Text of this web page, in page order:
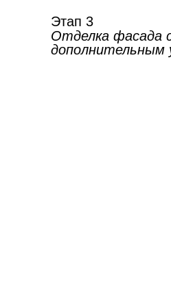
Этап 3
Отделка фасада
дополнительным